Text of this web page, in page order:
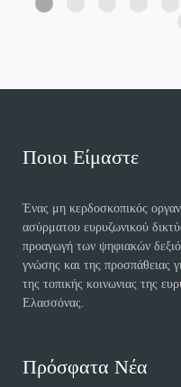
Ποιοι Είμαστε
Ένας μη κερδοσκοπικός
ασύρματου ευρυζωνικού
προαγωγή των ψηφιακών
γνώσης και της προσπάθειας
της τοπικής κοινωνιας της
Ελασσόνας.
Πρόσφατα Νέα